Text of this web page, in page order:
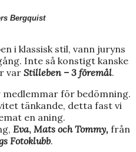
Bergquist
i klassisk stil, vann juryns
Inte så konstigt kanske
var Stilleben – 3 föremål.
medlemmar för bedömning.
tänkande, detta fast vi
en aning.
Eva, Mats och Tommy, från
Fotoklubb.